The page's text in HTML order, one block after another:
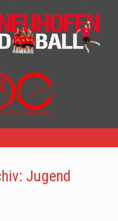
Jugend